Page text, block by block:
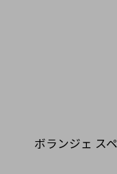
ボランジェ ス